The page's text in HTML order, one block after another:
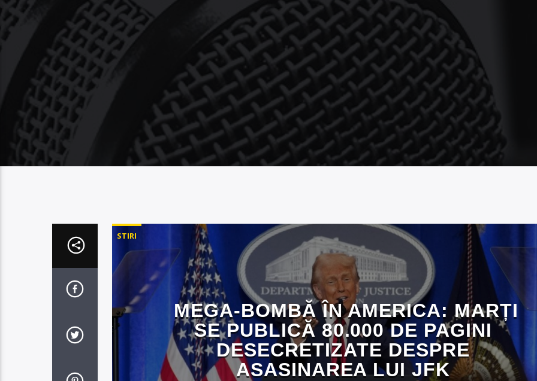
STIRI
MEGA-BOMBĂ ÎN AMERICA: MARȚI
SE PUBLICĂ 80.000 DE PAGINI
DESECRETIZATE DESPRE
ASASINAREA LUI JFK